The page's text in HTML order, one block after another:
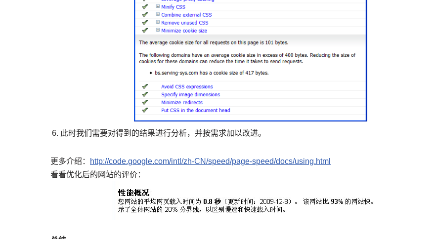
此时我们需要对得到的结果进行分析，并按需求加以改进。
更多介绍：
http://code.google.com/intl/zh-CN/speed/page-speed/docs/using.html
看看优化后的网站的评价：